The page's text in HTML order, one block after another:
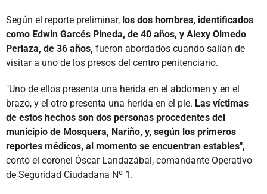
Según el reporte preliminar, los dos hombres, identificados
como Edwin Garcés Pineda, de 40 años, y Alexy Olmedo
Perlaza, de 36 años, fueron abordados cuando salían de
visitar a uno de los presos del centro penitenciario.
"Uno de ellos presenta una herida en el abdomen y en el
brazo, y el otro presenta una herida en el pie. Las víctimas
de estos hechos son dos personas procedentes del
municipio de Mosquera, Nariño, y, según los primeros
reportes médicos, al momento se encuentran estables",
contó el coronel Óscar Landazábal, comandante Operativo
de Seguridad Ciudadana Nº 1.